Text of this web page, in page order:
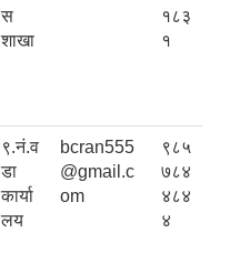
स
शाखा
१८३
१
९.नं.व
डा
कार्या
लय
bcran555
@gmail.c
om
९८५
७८४
४८४
४